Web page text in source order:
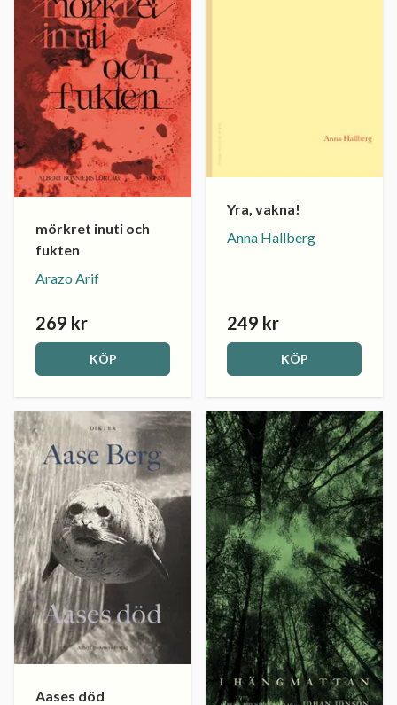
mörkret inuti och
fukten
Arazo Arif
269 kr
KÖP
Yra, vakna!
Anna Hallberg
249 kr
KÖP
Aases död